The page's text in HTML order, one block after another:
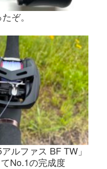
ぞ。
ルファス BF TW」
No.1の完成度